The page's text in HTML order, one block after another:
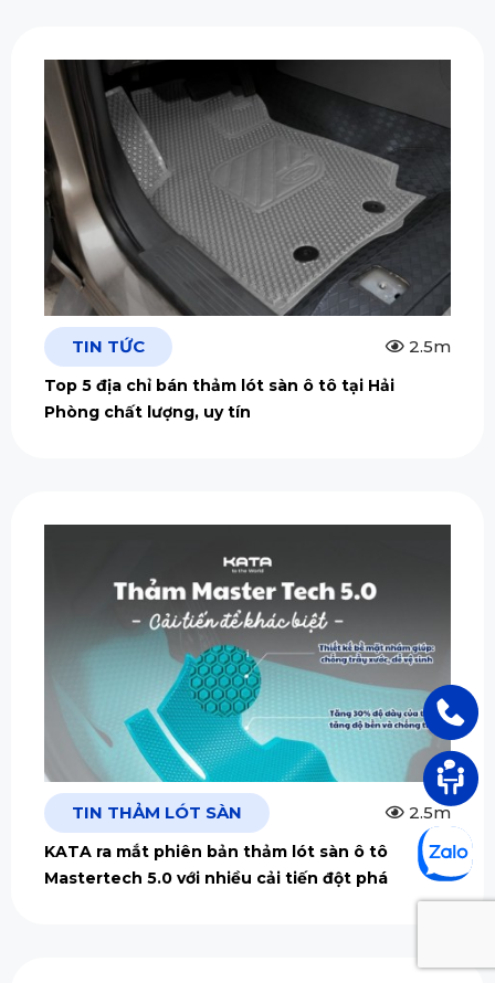
TIN TỨC 2.5m
Top 5 địa chỉ bán thảm lót sàn ô tô tại Hải
Phòng chất lượng, uy tín
TIN THẢM LÓT SÀN 2.5m
KATA ra mắt phiên bản thảm lót sàn ô tô
Mastertech 5.0 với nhiều cải tiến đột phá